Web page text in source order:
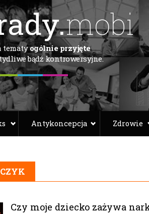
mobi
tematyogólnie przyjęte
bądź kontrowersyjne.
Antykoncepcja Zdrowie
Czy moje dziecko zażywa